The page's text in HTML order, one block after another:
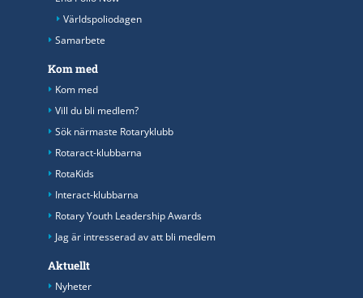
Världspoliodagen
Samarbete
Kom med
Kom med
Vill du bli medlem?
Sök närmaste Rotaryklubb
Rotaract-klubbarna
RotaKids
Interact-klubbarna
Rotary Youth Leadership Awards
Jag är intresserad av att bli medlem
Aktuellt
Nyheter